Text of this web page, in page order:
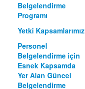
Belgelendirme
Programı
Yetki Kapsamlarımız
Personel
Belgelendirme için
Esnek Kapsamda
Yer Alan Güncel
Belgelendirme